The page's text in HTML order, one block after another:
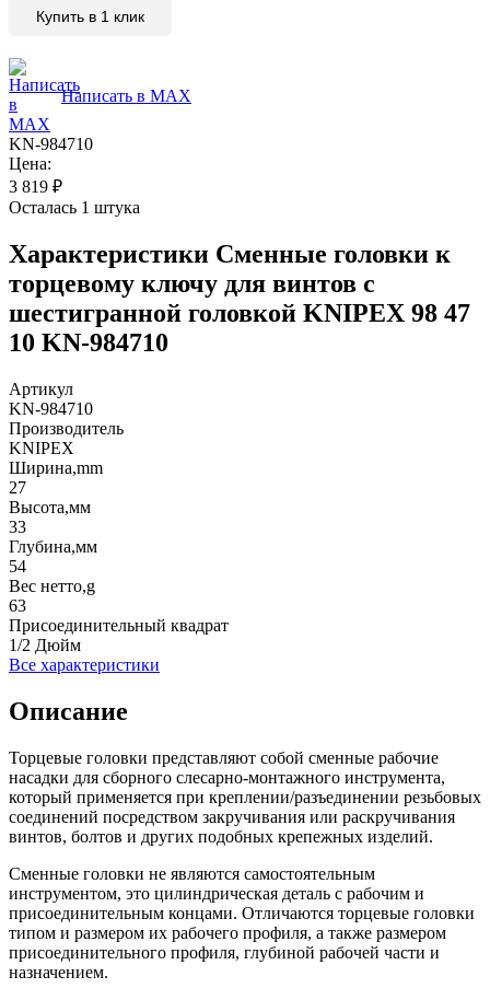
Купить в 1 клик
Написать в MAX
KN-984710
Цена:
3 819 ₽
Осталась 1 штука
Характеристики Сменные головки к
торцевому ключу для винтов с
шестигранной головкой KNIPEX 98 47
10 KN-984710
Артикул
KN-984710
Производитель
KNIPEX
Ширина,mm
27
Высота,мм
33
Глубина,мм
54
Вес нетто,g
63
Присоединительный квадрат
1/2 Дюйм
Все характеристики
Описание
Торцевые головки представляют собой сменные рабочие
насадки для сборного слесарно-монтажного инструмента,
который применяется при креплении/разъединении резьбовых
соединений посредством закручивания или раскручивания
винтов, болтов и других подобных крепежных изделий.
Сменные головки не являются самостоятельным
инструментом, это цилиндрическая деталь с рабочим и
присоединительным концами. Отличаются торцевые головки
типом и размером их рабочего профиля, а также размером
присоединительного профиля, глубиной рабочей части и
назначением.